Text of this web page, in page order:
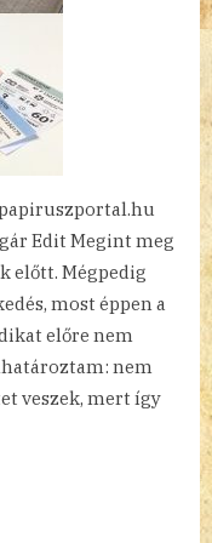
Edit Megint meg
előtt. Mégpedig
most éppen a
előre nem
nem
veszek, mert így